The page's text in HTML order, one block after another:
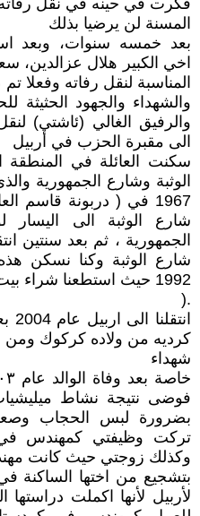
فكرت في حينه في نقل
المسنة لن يرضيا بذلك
بعد خمسه سنوات، وبعد
اخي الكبير هلال عزالدين،
المناسبة لنقل رفاته وفعلا
والشهداء والجهود الحثيثة
والرفيق الغالي (ئاشتي)
الى مقبرة الحزب في أربيل
سكنت العائلة في المنطقة
الوثبة وشارع الجمهورية
1967 في ( دربونة
شارع الوثبة الى
الجمهورية ، ثم بعد سنتين
شارع الوثبة وكنا نسكن
1992 حيث استطعنا شراء بيت في (علوة جميله
.(
كرديه من ولاده كركوك ومن
شهداء
فوضى نتيجة نشاط
بضرورة لبس الحجاب
تركت وظيفتي كمهندس في
وكذلك زوجتي حيث كانت
بتشجيع من اختها الساكنة
لأربيل لأنها اكملت